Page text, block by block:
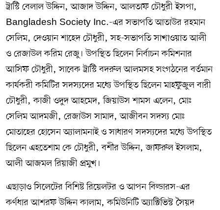
ট্রাস্টি বেলাল উদ্দিন, আজাদ উদ্দিন, আলতাফ চৌধুরী ইসপা,
Bangladesh Society Inc.-এর সভাপতি আতাউর রহমান
সেলিম, দেওয়ান শাহেদ চৌধুরী, সহ-সভাপতি সাখাওয়াত আলী
ও রেজাউল করিম রেজু। উপস্থিত ছিলেন নির্বাচন কমিশনার
আসিফ চৌধুরী, সাবেক ট্রাস্টি বদরুল আলমসহ সংগঠনের বর্তমান
কার্যকরী কমিটির সদস্যদের মধ্যে উপস্থিত ছিলেন মাহফুজুল বারী
চৌধুরী, কাজী ওদুদ আহমেদ, জিয়াউস শামস এলেন, মোঃ
সেলিম আদমজী, রেজাউস সামাদ, আজীবন সদস্য মোঃ
মোতাহের হোসেন অ্যালামনাই ও সাধারণ সদস্যদের মধ্যে উপস্থিত
ছিলেন এহতেশাম কে চৌধুরী, বশীর উদ্দিন, জাফরুল ইসলাম,
আলী আজমল রিয়াজী প্রমুখ।
এছাড়াও সিলেটের বিশিষ্ট রিয়েলটর ও আপন বিল্ডারস-এর
কর্ণধার আশরফ উদ্দিন কালাম, কমিউনিটি অ্যাক্টিভিস্ট সৈয়দ